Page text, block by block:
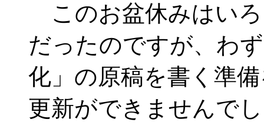
このお盆休みはい
だったのですが、わ
化」の原稿を書く準
更新ができませんで